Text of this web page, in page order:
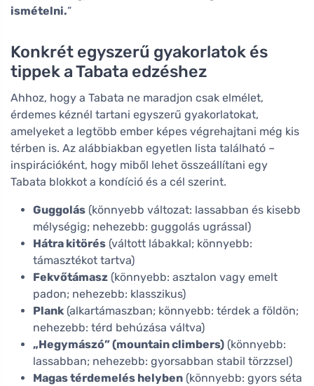
ismételni.”
Konkrét egyszerű gyakorlatok és
tippek a Tabata edzéshez
Ahhoz, hogy a Tabata ne maradjon csak elmélet,
érdemes kéznél tartani egyszerű gyakorlatokat,
amelyeket a legtöbb ember képes végrehajtani még kis
térben is. Az alábbiakban egyetlen lista található –
inspirációként, hogy miből lehet összeállítani egy
Tabata blokkot a kondíció és a cél szerint.
Guggolás (könnyebb változat: lassabban és kisebb
mélységig; nehezebb: guggolás ugrással)
Hátra kitörés (váltott lábakkal; könnyebb:
támasztékot tartva)
Fekvőtámasz (könnyebb: asztalon vagy emelt
padon; nehezebb: klasszikus)
Plank (alkartámaszban; könnyebb: térdek a földön;
nehezebb: térd behúzása váltva)
„Hegymászó” (mountain climbers) (könnyebb:
lassabban; nehezebb: gyorsabban stabil törzzsel)
Magas térdemelés helyben (könnyebb: gyors séta